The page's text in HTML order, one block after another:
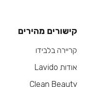
קישורים מהירים
קריירה בלבידו
אודות Lavido
Clean Beauty